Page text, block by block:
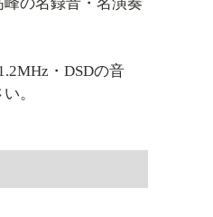
・DSDの音
。